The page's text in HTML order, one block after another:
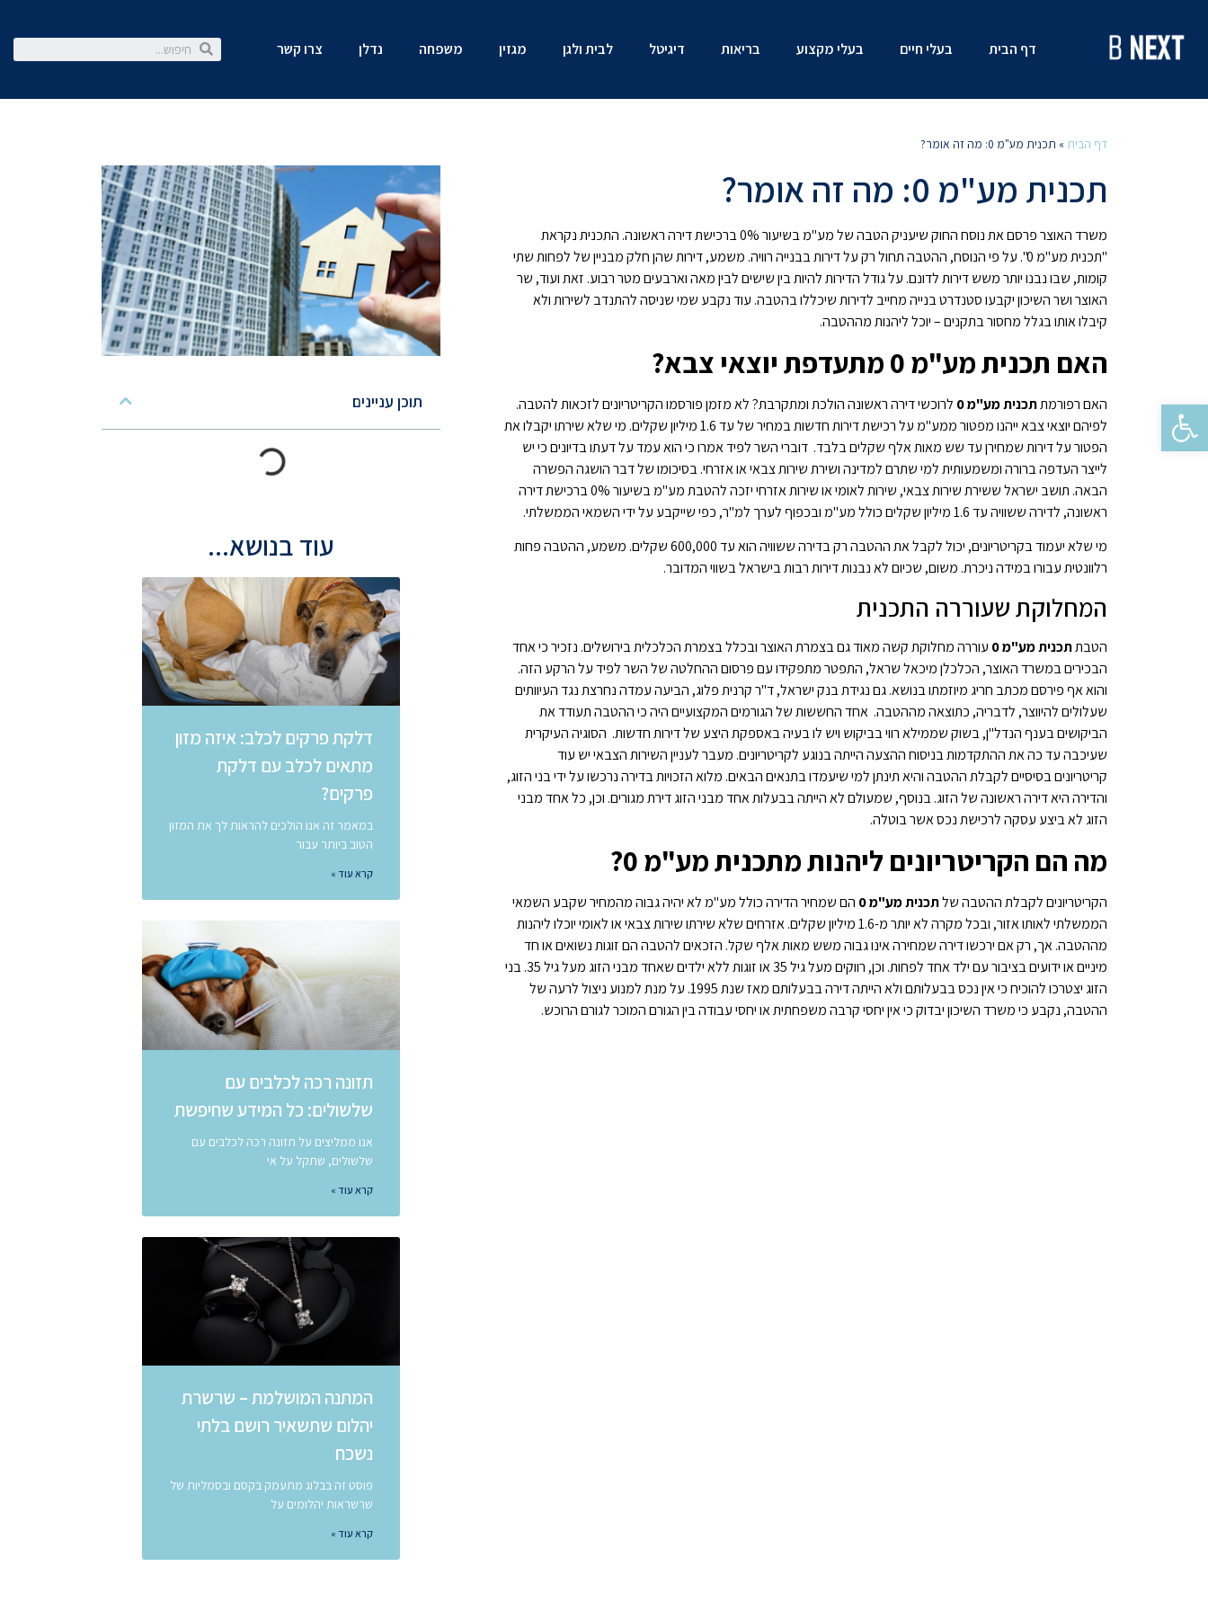
פתח סרגל נגישות
דף הבית בעלי חיים בעלי מקצוע בריאות דיגיטל לבית ולגן מגזין משפחה נדלן צרו קשר
דף הבית » תכנית מע"מ 0: מה זה אומר?
תכנית מע"מ 0: מה זה אומר?
משרד האוצר פרסם את נוסח החוק שיעניק הטבה של מע"מ בשיעור 0% ברכישת דירה ראשונה. התכנית נקראת
"תכנית מע"מ 0". על פי הנוסח, ההטבה תחול רק על דירות בבנייה רוויה. משמע, דירות שהן חלק מבניין של לפחות שתי
קומות, שבו נבנו יותר משש דירות לדונם. על גודל הדירות להיות בין שישים לבין מאה וארבעים מטר רבוע. זאת ועוד, שר
האוצר ושר השיכון יקבעו סטנדרט בנייה מחייב לדירות שיכללו בהטבה. עוד נקבע שמי שניסה להתנדב לשירות ולא
קיבלו אותו בגלל מחסור בתקנים – יוכל ליהנות מההטבה.
האם תכנית מע"מ 0 מתעדפת יוצאי צבא?
האם רפורמתתכנית מע"מ 0
לרוכשי דירה ראשונה הולכת ומתקרבת? לא מזמן פורסמו הקריטריונים לזכאות להטבה.
לפיהם יוצאי צבא ייהנו מפטור ממע"מ על רכישת דירות חדשות במחיר של עד 1.6 מיליון שקלים. מי שלא שירתו יקבלו את
הפטור על דירות שמחירן עד שש מאות אלף שקלים בלבד. דוברי השר לפיד אמרו כי הוא עמד על דעתו בדיונים כי יש
לייצר העדפה ברורה ומשמעותית למי שתרם למדינה ושירת שירות צבאי או אזרחי. בסיכומו של דבר הושגה הפשרה
הבאה. תושב ישראל ששירת שירות צבאי, שירות לאומי או שירות אזרחי יזכה להטבת מע"מ בשיעור 0% ברכישת דירה
ראשונה, לדירה ששוויה עד 1.6 מיליון שקלים כולל מע"מ ובכפוף לערך למ"ר, כפי שייקבע על ידי השמאי הממשלתי.
מי שלא יעמוד בקריטריונים, יכול לקבל את ההטבה רק בדירה ששוויה הוא עד 600,000 שקלים. משמע, ההטבה פחות
רלוונטית עבורו במידה ניכרת. משום, שכיום לא נבנות דירות רבות בישראל בשווי המדובר.
המחלוקת שעוררה התכנית
הטבתתכנית מע"מ 0
עוררה מחלוקת קשה מאוד גם בצמרת האוצר ובכלל בצמרת הכלכלית בירושלים. נזכיר כי אחד
הבכירים במשרד האוצר, הכלכלן מיכאל שראל, התפטר מתפקידו עם פרסום ההחלטה של השר לפיד על הרקע הזה.
והוא אף פירסם מכתב חריג מיוזמתו בנושא. גם נגידת בנק ישראל, ד"ר קרנית פלוג, הביעה עמדה נחרצת נגד העיוותים
שעלולים להיווצר, לדבריה, כתוצאה מההטבה. אחד החששות של הגורמים המקצועיים היה כי ההטבה תעודד את
הביקושים בענף הנדל"ן, בשוק שממילא רווי בביקוש ויש לו בעיה באספקת היצע של דירות חדשות. הסוגיה העיקרית
שעיכבה עד כה את ההתקדמות בניסוח ההצעה הייתה בנוגע לקריטריונים. מעבר לעניין השירות הצבאי יש עוד
קריטריונים בסיסיים לקבלת ההטבה והיא תינתן למי שיעמדו בתנאים הבאים. מלוא הזכויות בדירה נרכשו על ידי בני הזוג,
והדירה היא דירה ראשונה של הזוג. בנוסף, שמעולם לא הייתה בבעלות אחד מבני הזוג דירת מגורים. וכן, כל אחד מבני
הזוג לא ביצע עסקה לרכישת נכס אשר בוטלה.
מה הם הקריטריונים ליהנות מתכנית מע"מ 0?
הקריטריונים לקבלת ההטבה שלתכנית מע"מ 0
הם שמחיר הדירה כולל מע"מ לא יהיה גבוה מהמחיר שקבע השמאי
הממשלתי לאותו אזור, ובכל מקרה לא יותר מ-1.6 מיליון שקלים. אזרחים שלא שירתו שירות צבאי או לאומי יוכלו ליהנות
מההטבה. אך, רק אם ירכשו דירה שמחירה אינו גבוה משש מאות אלף שקל. הזכאים להטבה הם זוגות נשואים או חד
מיניים או ידועים בציבור עם ילד אחד לפחות. וכן, רווקים מעל גיל 35 או זוגות ללא ילדים שאחד מבני הזוג מעל גיל 35. בני
הזוג יצטרכו להוכיח כי אין נכס בבעלותם ולא הייתה דירה בבעלותם מאז שנת 1995. על מנת למנוע ניצול לרעה של
ההטבה, נקבע כי משרד השיכון יבדוק כי אין יחסי קרבה משפחתית או יחסי עבודה בין הגורם המוכר לגורם הרוכש.
תוכן עניינים
עוד בנושא...
דלקת פרקים לכלב: איזה מזון
מתאים לכלב עם דלקת
פרקים?
במאמר זה אנו הולכים להראות לך את המזון
הטוב ביותר עבור
קרא עוד »
תזונה רכה לכלבים עם
שלשולים: כל המידע שחיפשת
אנו ממליצים על תזונה רכה לכלבים עם
שלשולים, שתקל על אי
קרא עוד »
המתנה המושלמת – שרשרת
יהלום שתשאיר רושם בלתי
נשכח
פוסט זה בבלוג מתעמק בקסם ובסמליות של
שרשראות יהלומים על
קרא עוד »